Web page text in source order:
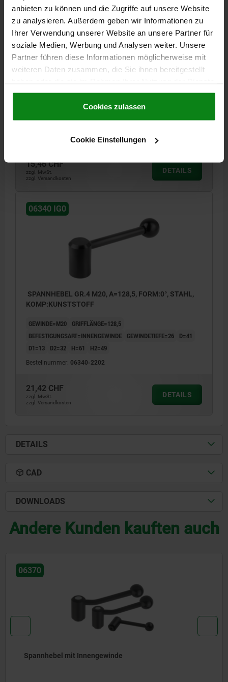
anbieten zu können und die Zugriffe auf unsere Website
zu analysieren. Außerdem geben wir Informationen zu
Ihrer Verwendung unserer Website an unsere Partner für
soziale Medien, Werbung und Analysen weiter. Unsere
Partner führen diese Informationen möglicherweise mit
weiteren Daten zusammen, die Sie ihnen bereitgestellt
gesammelt haben.Cookie Richtlinien
Datenschutz|AGB
Cookies zulassen
Cookie Einstellungen
SPANNHEBEL GR.3 M16, A=126,5, FORM:0°, STAHL,
BEFESTIGUNGSART=INNENGEWINDE GEWINDETIEFE=23
D1=13 D2=32 H=52 H2=41
06340-2162
15,46 CHF
zzgl. MwSt.
zzgl. Versandkosten
DETAILS
06340 IG0
SPANNHEBEL GR.4 M20, A=128,5, FORM:0°, STAHL,
KOMP:KUNSTSTOFF
GEWINDE=M20
GRIFFLÄNGE=128,5
BEFESTIGUNGSART=INNENGEWINDE
GEWINDETIEFE=26
D=41
D1=13
D2=32 H=61 H2=49
Bestellnummer: 06340-2202
21,42 CHF
zzgl. MwSt.
zzgl. Versandkosten
DETAILS
DETAILS
CAD
DOWNLOADS
Andere Kunden kauften auch
Spannhebel flach